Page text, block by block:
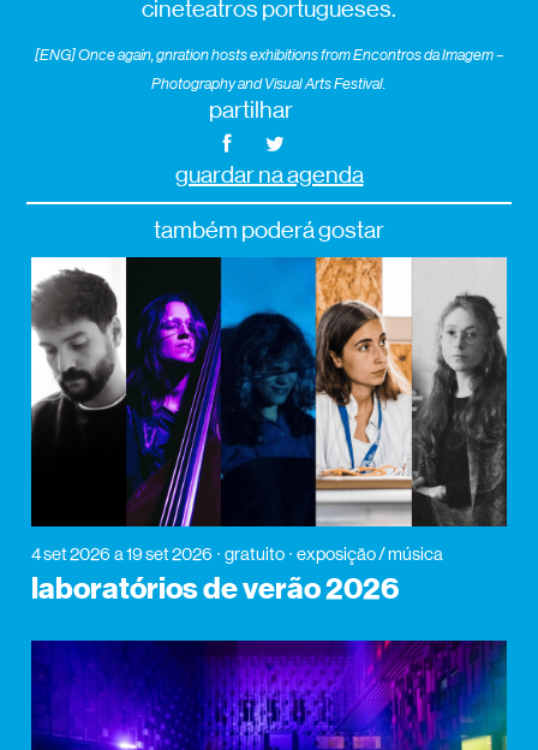
cineteatros portugueses.
[ENG]Once again, gnrationhosts exhibitions fromEncontrosdaImagem–
Photography and Visual Arts Festival.
partilhar
guardar na agenda
também poderá gostar
4 set 2026 a 19 set 2026 gratuito exposição / música
laboratórios de verão 2026